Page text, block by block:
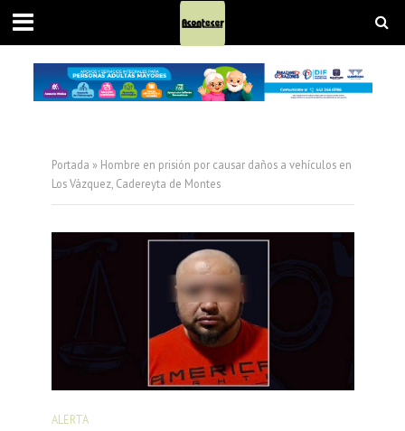
Portada » Hombre en prisión por causar daños a vehículos en
Los Vázquez, Cadereyta de Montes
ALERTA